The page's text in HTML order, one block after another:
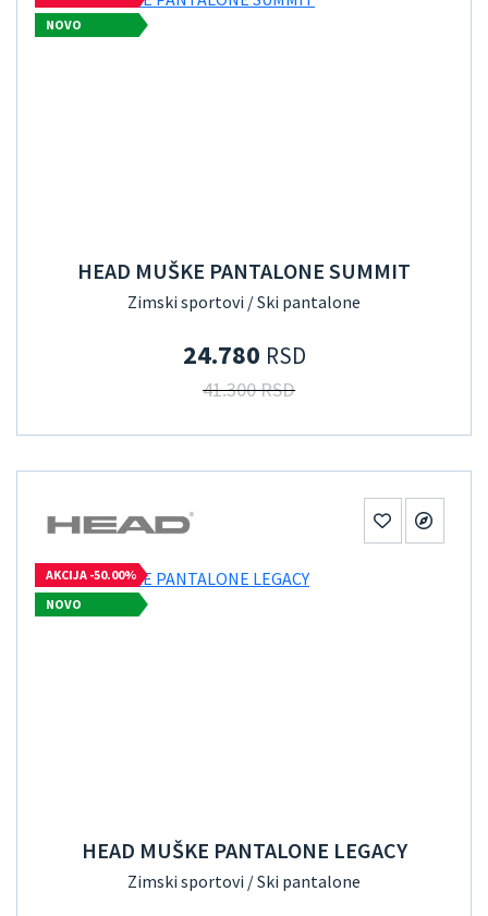
NOVO
HEAD MUŠKE PANTALONE SUMMIT
Zimski sportovi / Ski pantalone
24.780 RSD
41.300 RSD
AKCIJA -50.00%
NOVO
HEAD MUŠKE PANTALONE LEGACY
Zimski sportovi / Ski pantalone